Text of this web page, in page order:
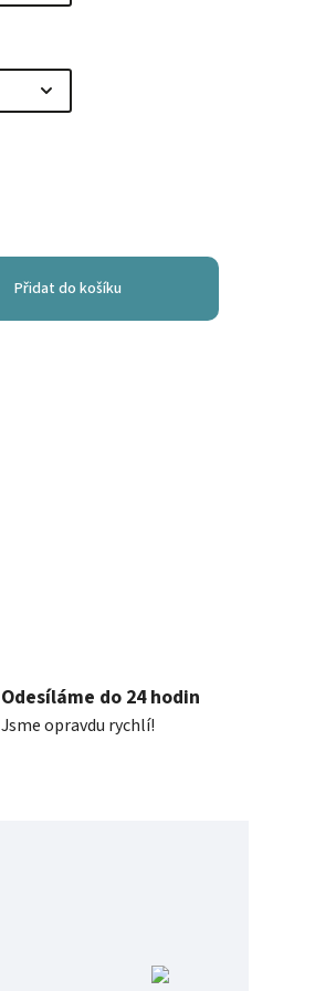
Přidat do košíku
Odesíláme do 24 hodin
Jsme opravdu rychlí!